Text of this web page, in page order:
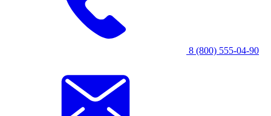
8 (800) 555-04-90